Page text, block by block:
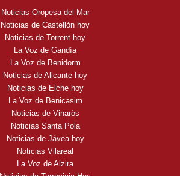
Noticias Oropesa del Mar
Noticias de Castellón hoy
Noticias de Torrent hoy
La Voz de Gandía
La Voz de Benidorm
Noticias de Alicante hoy
Noticias de Elche hoy
La Voz de Benicasim
Noticias de Vinaròs
Noticias Santa Pola
Noticias de Jávea hoy
Noticias Vilareal
La Voz de Alzira